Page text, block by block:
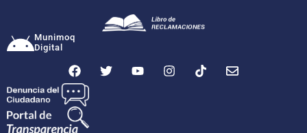
Munimoq
Digital